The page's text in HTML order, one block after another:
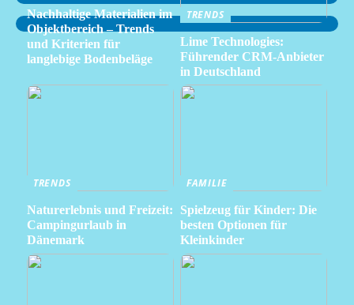
Nachhaltige Materialien im
Objektbereich – Trends
und Kriterien für
langlebige Bodenbeläge
TRENDS
Lime Technologies:
Führender CRM-Anbieter
in Deutschland
TRENDS
Naturerlebnis und Freizeit:
Campingurlaub in
Dänemark
FAMILIE
Spielzeug für Kinder: Die
besten Optionen für
Kleinkinder